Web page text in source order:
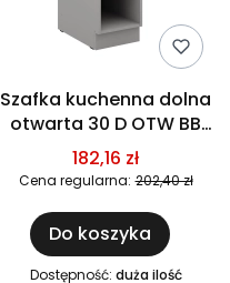
Szafka kuchenna dolna
otwarta 30 D OTW BB
szary
182,16 zł
Cena regularna: 202,40 zł
Do koszyka
Dostępność: duża ilość